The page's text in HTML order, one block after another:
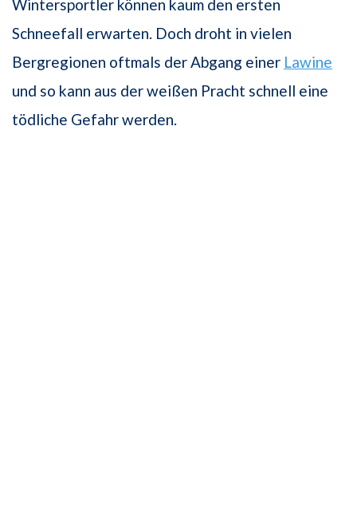
Wintersportler können kaum den ersten
Schneefall erwarten. Doch droht in vielen
Bergregionen oftmals der Abgang einer Lawine
und so kann aus der weißen Pracht schnell eine
tödliche Gefahr werden.